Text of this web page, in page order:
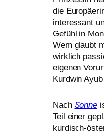
die
inter­es­sant
Gefühl in
Wem glaubt
wirk­lich
eige­nen
Kurdwin
Nach Sonne
Teil einer
kur­disch-